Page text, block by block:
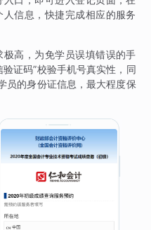
信息，快捷完成相应的服务
高，为免学员误填错误的手
证码”校验手机号真实性，同
员的身份证信息，最大程度保